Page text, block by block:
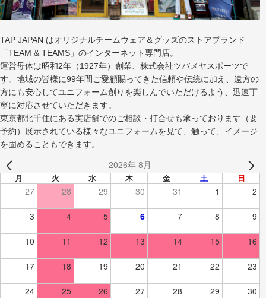
TAP JAPAN はオリジナルチームウェア＆グッズのストアブランド
「TEAM & TEAMS」のインターネット専門店。
運営母体は昭和2年（1927年）創業、株式会社ツバメヤスポーツで
す。地域の皆様に99年間ご愛顧賜ってきた信頼や伝統に加え、遠方の
方にも安心してユニフォーム創りを楽しんでいただけるよう、迅速丁
寧に対応させていただきます。
東京都北千住にある実店舗でのご相談・打合せも承っております（要
予約）展示されている様々なユニフォームを見て、触って、イメージ
を固めることもできます。
2026年 8月
月 火 水 木 金 土 日
27 28 29 30 31 1 2
3 4 5 6 7 8 9
10 11 12 13 14 15 16
17 18 19 20 21 22 23
24 25 26 27 28 29 30